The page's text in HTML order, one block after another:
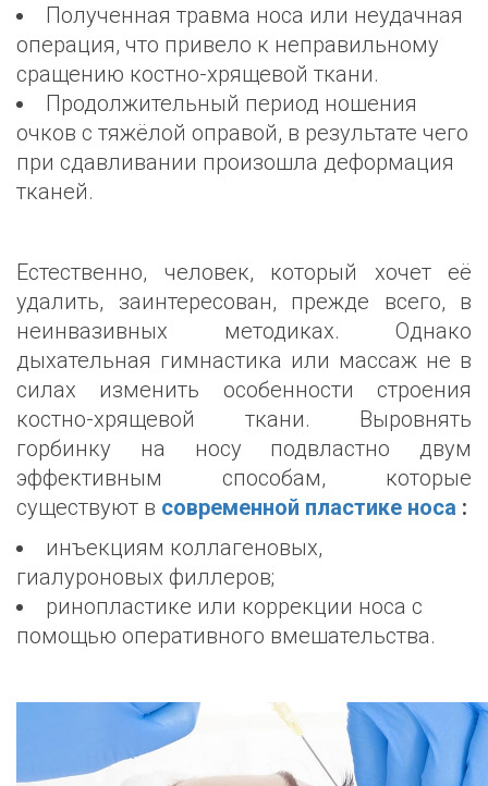
Полученная травма носа или неудачная
операция, что привело к неправильному
сращению костно-хрящевой ткани.
Продолжительный период ношения
очков с тяжёлой оправой, в результате чего
при сдавливании произошла деформация
тканей.
Естественно, человек, который хочет её
удалить, заинтересован, прежде всего, в
неинвазивных методиках. Однако
дыхательная гимнастика или массаж не в
силах изменить особенности строения
костно-хрящевой ткани. Выровнять
горбинку на носу подвластно двум
эффективным способам, которые
существуют в современной пластике носа :
инъекциям коллагеновых,
гиалуроновых филлеров;
ринопластике или коррекции носа с
помощью оперативного вмешательства.